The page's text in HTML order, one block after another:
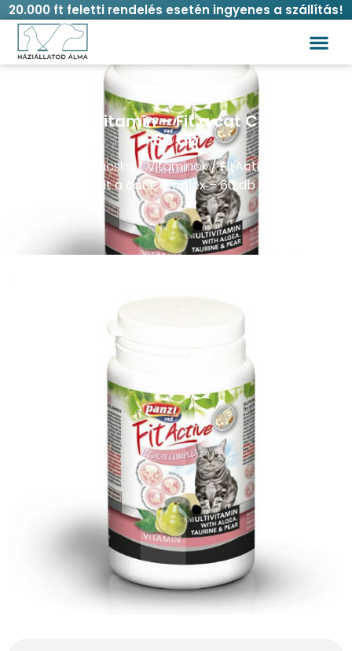
20.000 ft feletti rendelés esetén ingyenes a szállítás!
FitActive Vitamin – Fit a cat Complex –
60 db
Macska /Vitaminok/ FitActive Vitamin –
Fit a cat Complex – 60 db